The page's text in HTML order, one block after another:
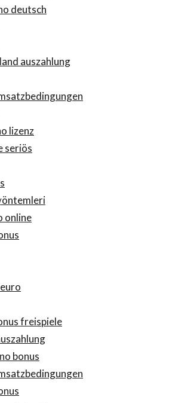
deutsch
auszahlung
lizenz
seriös
online
freispiele
bonus